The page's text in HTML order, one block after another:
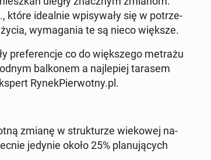
które ide­al­nie wpi­sy­wa­ły się w po­trze­
wy­ma­ga­nia te są nieco większe.
pre­fe­ren­cje co do więk­sze­go metrażu
bal­ko­nem a naj­le­piej tarasem
Ry­nek­Pier­wot­ny.pl.
zmianę w struk­tu­rze wie­ko­wej na­
jedynie około 25% pla­nu­ją­cych